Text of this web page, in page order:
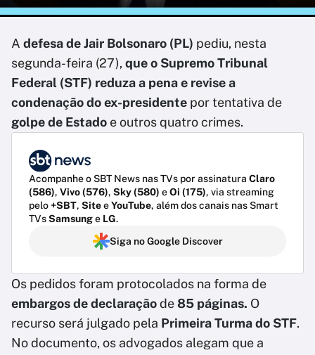
A defesa de Jair Bolsonaro (PL) pediu, nesta
segunda-feira (27), que o Supremo Tribunal
Federal (STF) reduza a pena e revise a
condenação do ex-presidente por tentativa de
golpe de Estado e outros quatro crimes.
Acompanhe o SBT News nas TVs por assinatura Claro
(586), Vivo (576), Sky (580) eOi (175), via streaming
pelo+SBT, SiteeYouTube, além dos canais nas Smart
TVsSamsunge LG.
Siga no Google Discover
Os pedidos foram protocolados na forma de
embargos de declaraçãode85 páginas. O
recurso será julgado pela Primeira Turma do STF.
No documento, os advogados alegam que a